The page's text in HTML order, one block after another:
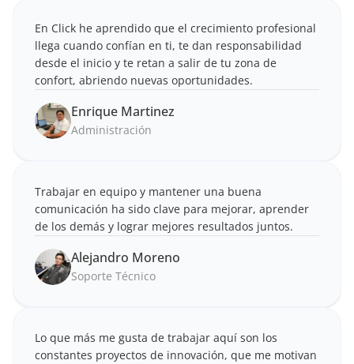
En Click he aprendido que el crecimiento profesional
llega cuando confían en ti, te dan responsabilidad
desde el inicio y te retan a salir de tu zona de
Enrique Martinez
Administración
Trabajar en equipo y mantener una buena
comunicación ha sido clave para mejorar, aprender
de los demás y lograr mejores resultados juntos.
Alejandro Moreno
Soporte Técnico
Lo que más me gusta de trabajar aquí son los
constantes proyectos de innovación, que me motivan